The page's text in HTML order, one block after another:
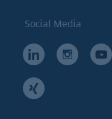
Social Media